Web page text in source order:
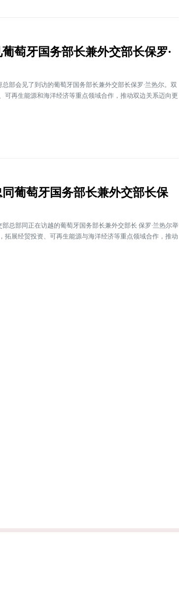
萄牙国务部长兼外交部长保罗·
部会见了到访的葡萄牙国务部长兼外交部长保罗·兰热尔。双
可再生能源和海洋经济等重点领域合作，推动双边关系迈向更
葡萄牙国务部长兼外交部长保
总部同正在访越的葡萄牙国务部长兼外交部长 保罗·兰热尔举
拓展经贸投资、可再生能源与海洋经济等重点领域合作，推动